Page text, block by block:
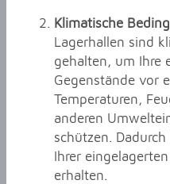
Klimatische
Lagerhallen sind
gehalten, um Ihre
Gegenstände vor
Temperaturen,
anderen
schützen.
Ihrer
erhalten.